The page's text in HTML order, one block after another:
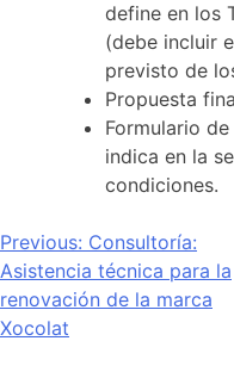
define en los
(debe incluir
previsto de
Propuesta
Formulario
indica en la
condiciones.
Navegación
de
entradas
Previous: Consultoría:
Asistencia técnica para la
renovación de la marca
Xocolat